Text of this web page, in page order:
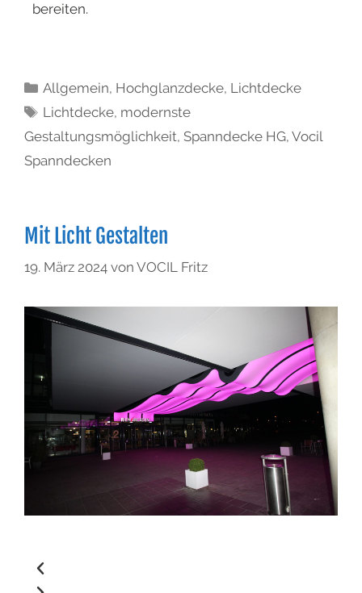
bereiten.
Allgemein, Hochglanzdecke, Lichtdecke
Lichtdecke, modernste
Gestaltungsmöglichkeit, Spanndecke HG, Vocil
Spanndecken
Mit Licht Gestalten
19. März 2024 von VOCIL Fritz